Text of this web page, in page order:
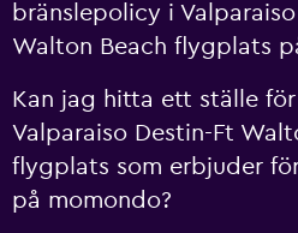
bränslepolicy i
Walton Beach flygplats
Kan jag hitta ett ställe
Valparaiso Destin-Ft
flygplats som erbjuder
på momondo?